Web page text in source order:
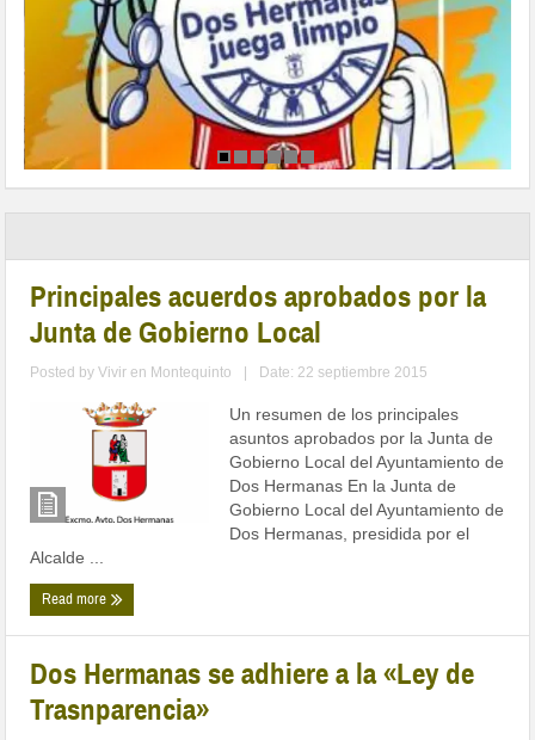
Principales acuerdos aprobados por la
Junta de Gobierno Local
Posted byVivir en Montequinto Date: 22 septiembre 2015
Un resumen de los principales
asuntos aprobados por la Junta de
Gobierno Local del Ayuntamiento de
Dos Hermanas En la Junta de
Gobierno Local del Ayuntamiento de
Dos Hermanas, presidida por el
Alcalde ...
Read more
Dos Hermanas se adhiere a la «Ley de
Trasnparencia»